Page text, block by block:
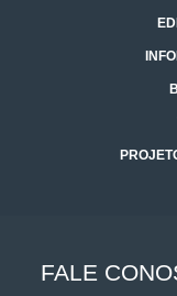
FALE